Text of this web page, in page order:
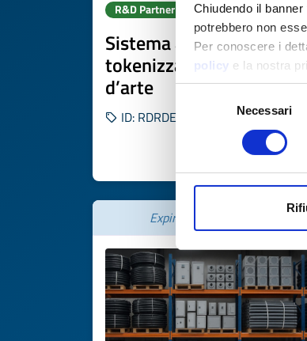
Chiudendo il
potrebbero non
Per conoscere i
policy e la nostra
del
Necessari
R&D Partner search
Sistema assicurativo
tokenizzato per musei e
d’arte
ID: RDRDE20251103003
Expires on 26 novembre